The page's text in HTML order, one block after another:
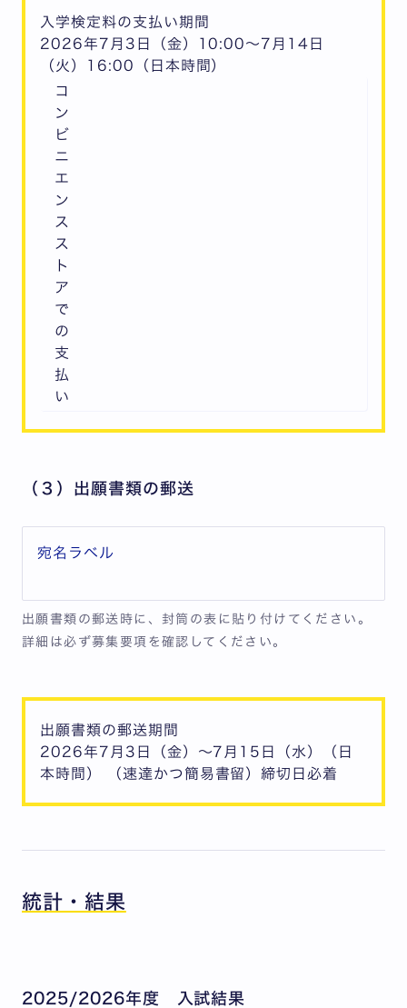
入学検定料の支払い期間
2026年7月3日（金）10:00～7月14日
（火）16:00（日本時間）
コ
ン
ビ
ニ
エ
ン
ス
ス
ト
ア
で
の
支
払
い
（３）出願書類の郵送
宛名ラベル
出願書類の郵送時に、封筒の表に貼り付けてください。
詳細は必ず募集要項を確認してください。
出願書類の郵送期間
2026年7月3日（金）～7月15日（水）（日
本時間） （速達かつ簡易書留）締切日必着
統計・結果
2025/2026年度 入試結果